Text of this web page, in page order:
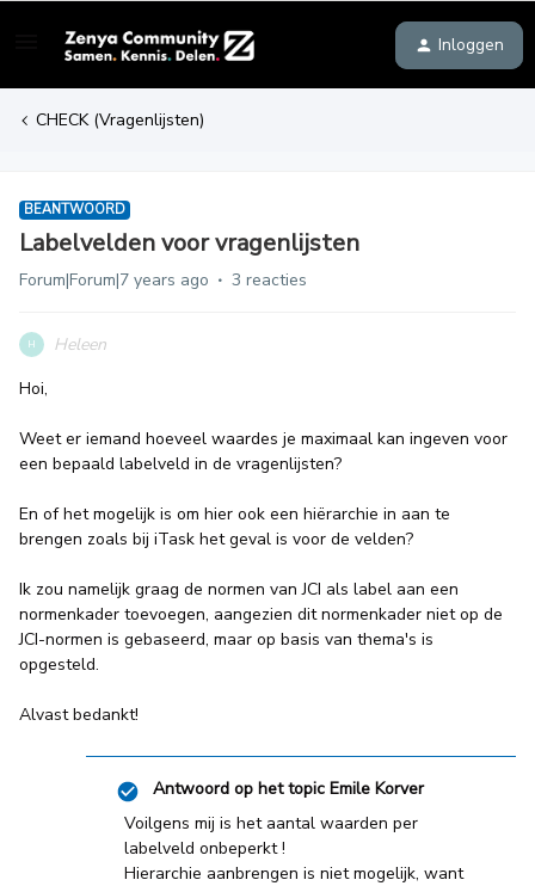
Inloggen
CHECK (Vragenlijsten)
BEANTWOORD
Labelvelden voor vragenlijsten
Forum|Forum|7 years ago 3 reacties
H
Heleen
Hoi,
Weet er iemand hoeveel waardes je maximaal kan ingeven voor
een bepaald labelveld in de vragenlijsten?
En of het mogelijk is om hier ook een hiërarchie in aan te
brengen zoals bij iTask het geval is voor de velden?
Ik zou namelijk graag de normen van JCI als label aan een
normenkader toevoegen, aangezien dit normenkader niet op de
JCI-normen is gebaseerd, maar op basis van thema's is
opgesteld.
Alvast bedankt!
Antwoord op het topic Emile Korver
Voilgens mij is het aantal waarden per
labelveld onbeperkt !
Hierarchie aanbrengen is niet mogelijk, want